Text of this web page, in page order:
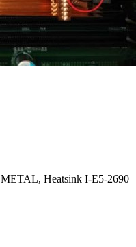
Heatsink I-E5-2690